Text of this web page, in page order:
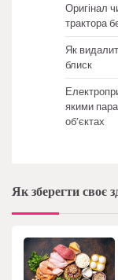
Оригінал
трактора
Як
блиск
якими
об’єктах
Як зберегти своє